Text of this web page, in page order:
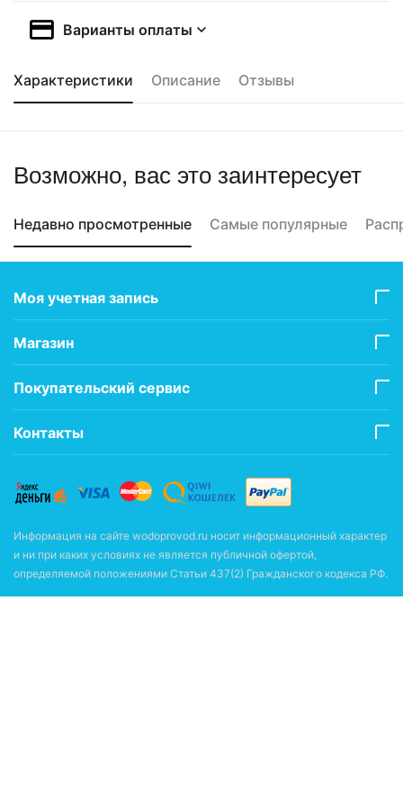
Варианты оплаты
Характеристики Описание Отзывы
Возможно, вас это заинтересует
Недавно просмотренные Самые популярные
Моя учетная запись
Магазин
Покупательский сервис
Контакты
Информация на сайте wodoprovod.ru носит информационный характер
и ни при каких условиях не является публичной офертой,
определяемой положениями Статьи 437(2) Гражданского кодекса РФ.